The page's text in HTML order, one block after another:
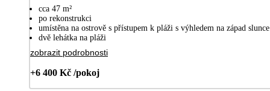
cca 47 m²
po rekonstrukci
umístěna na ostrově s přístupem k pláži s výhledem na západ slunce
dvě lehátka na pláži
zobrazit podrobnosti
+6 400 Kč /pokoj